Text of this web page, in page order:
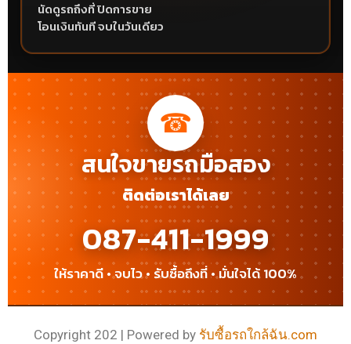
นัดดูรถถึงที่ ปิดการขาย
โอนเงินทันที จบในวันเดียว
☎
สนใจขายรถมือสอง
ติดต่อเราได้เลย
087-411-1999
ให้ราคาดี • จบไว • รับซื้อถึงที่ • มั่นใจได้ 100%
Copyright 202 | Powered by รับซื้อรถใกล้ฉัน.com